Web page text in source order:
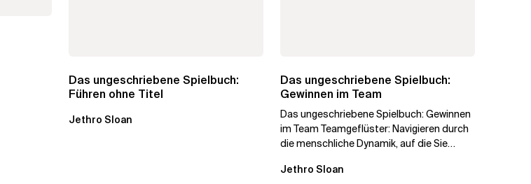
Das ungeschriebene Spielbuch:
Führen ohne Titel
Jethro Sloan
Das ungeschriebene Spielbuch:
Gewinnen im Team
Das ungeschriebene Spielbuch: Gewinnen
im Team Teamgeflüster: Navigieren durch
die menschliche Dynamik, auf die Sie
Jethro Sloan